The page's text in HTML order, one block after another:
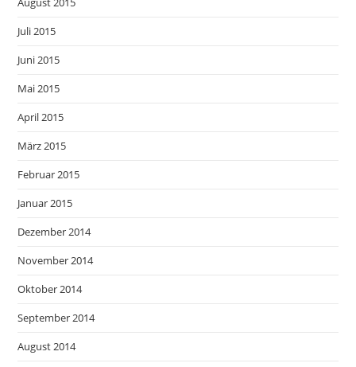
Juli 2015
Juni 2015
Mai 2015
April 2015
März 2015
Februar 2015
Januar 2015
Dezember 2014
November 2014
Oktober 2014
September 2014
August 2014